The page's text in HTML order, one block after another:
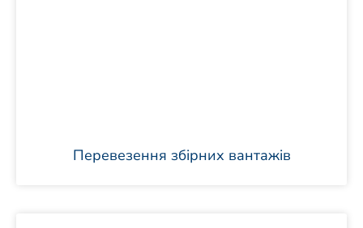
Перевезення збірних вантажів